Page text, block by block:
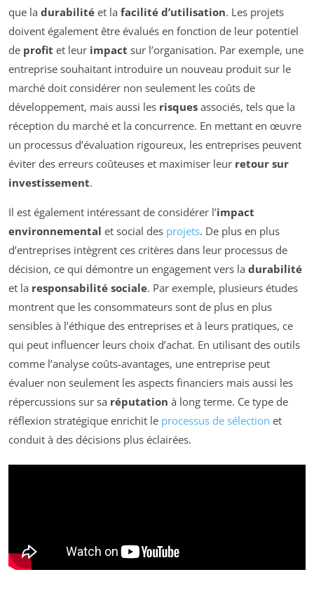
que la durabilité et la facilité d’utilisation. Les projets
doivent également être évalués en fonction de leur potentiel
de profit et leur impact sur l’organisation. Par exemple, une
entreprise souhaitant introduire un nouveau produit sur le
marché doit considérer non seulement les coûts de
développement, mais aussi les risques associés, tels que la
réception du marché et la concurrence. En mettant en œuvre
un processus d’évaluation rigoureux, les entreprises peuvent
éviter des erreurs coûteuses et maximiser leur retour sur
investissement.
Il est également intéressant de considérer l’impact
environnemental et social des projets. De plus en plus
d’entreprises intègrent ces critères dans leur processus de
décision, ce qui démontre un engagement vers la durabilité
et la responsabilité sociale. Par exemple, plusieurs études
montrent que les consommateurs sont de plus en plus
sensibles à l’éthique des entreprises et à leurs pratiques, ce
qui peut influencer leurs choix d’achat. En utilisant des outils
comme l’analyse coûts-avantages, une entreprise peut
évaluer non seulement les aspects financiers mais aussi les
répercussions sur sa réputation à long terme. Ce type de
réflexion stratégique enrichit le processus de sélection et
conduit à des décisions plus éclairées.